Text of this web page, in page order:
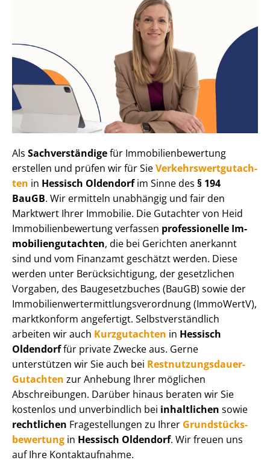
Als Sachverständigefür Im­mo­bi­li­en­be­wer­tung
erstellen und prüfen wir für SieVer­kehrs­wert­gut­ach­
ten in Hessisch Oldendorfim Sinne des § 194
BauGB. Wir ermitteln unabhängig und fair den
Marktwert Ihrer Immobilie. Die Gutachter von Heid
Im­mo­bi­li­en­be­wer­tung verfassen professionelle Im­
mo­bi­li­en­gut­ach­ten, die bei Gerichten anerkannt
sind und vom Finanzamt geschätzt werden. Diese
werden unter Be­rück­sich­ti­gung, der gesetzlichen
Vorgaben, des Baugesetzbuches (BauGB) sowie der
Im­mo­bi­li­en­wert­ermitt­lungs­ver­ord­nung (ImmoWertV),
marktkonform angefertigt. Selbst­ver­ständ­lich
arbeiten wir auch Kurzgutachten in Hessisch
Oldendorffür private Zwecke aus. Gerne
unterstützen wir Sie auch bei Rest­nut­zungs­dau­er-
Gutachten zur Anhebung Ihrer möglichen
Abschreibungen. Darüber hinaus beraten wir Sie
kostenlos und unverbindlich bei inhaltlichen sowie
rechtlichen Fragestellungen zu Ihrer Grund­stücks­
be­wer­tung in Hessisch Oldendorf. Wir freuen uns
auf Ihre Kontaktaufnahme.